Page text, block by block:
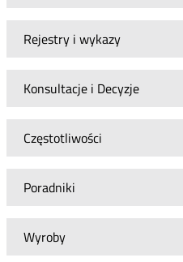
Rejestry i wykazy
Konsultacje i Decyzje
Częstotliwości
Poradniki
Wyroby